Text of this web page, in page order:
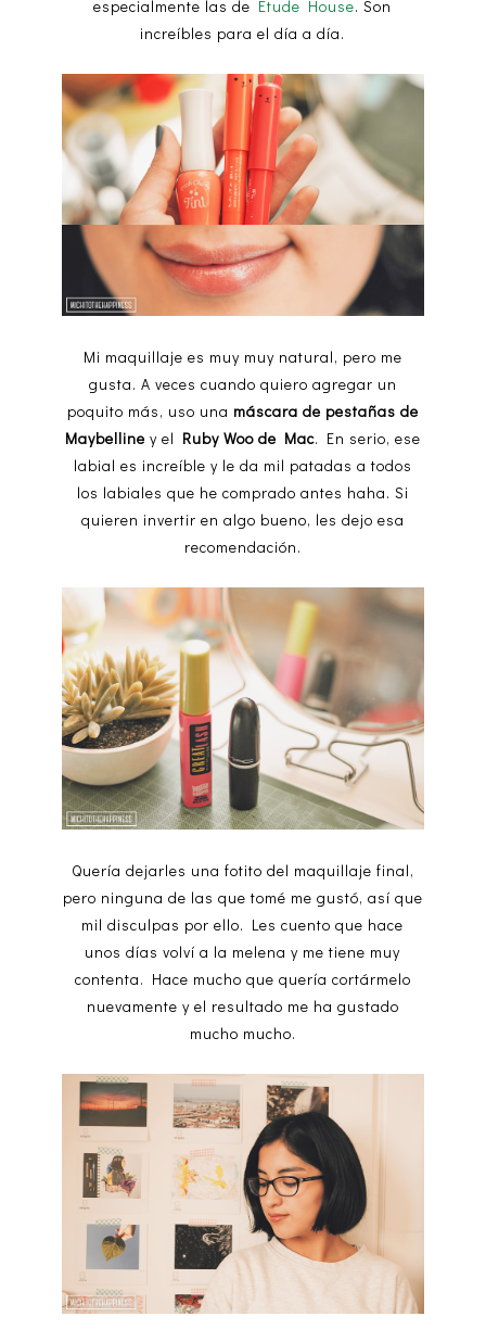
especialmente las de Etude House. Son
increíbles para el día a día.
Mi maquillaje es muy muy natural, pero me
gusta. A veces cuando quiero agregar un
poquito más, uso una máscara de pestañas de
Maybelline y el Ruby Woo de Mac. En serio, ese
labial es increíble y le da mil patadas a todos
los labiales que he comprado antes haha. Si
quieren invertir en algo bueno, les dejo esa
recomendación.
Quería dejarles una fotito del maquillaje final,
pero ninguna de las que tomé me gustó, así que
mil disculpas por ello. Les cuento que hace
unos días volví a la melena y me tiene muy
contenta. Hace mucho que quería cortármelo
nuevamente y el resultado me ha gustado
mucho mucho.